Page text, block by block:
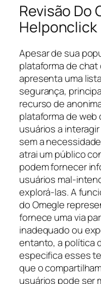
Revisão Do
Helponclick
Apesar de sua
plataforma de
apresenta uma
segurança,
recurso de
plataforma de
usuários a
sem a
atrai um público
podem fornecer
usuários mal-
explorá-las. A
do Omegle
fornece uma via
inadequado ou
entanto, a política
especifica esses
que o
usuários pode ser